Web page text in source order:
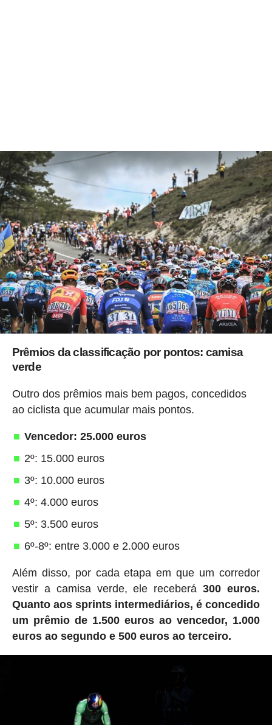
Prêmios da classificação por pontos: camisa
verde
Outro dos prêmios mais bem pagos, concedidos
ao ciclista que acumular mais pontos.
Vencedor: 25.000 euros
2º: 15.000 euros
3º: 10.000 euros
4º: 4.000 euros
5º: 3.500 euros
6º-8º: entre 3.000 e 2.000 euros
Além disso, por cada etapa em que um corredor
vestir a camisa verde, ele receberá300 euros.
Quanto aos sprints intermediários, é concedido
um prêmio de 1.500 euros ao vencedor, 1.000
euros ao segundo e 500 euros ao terceiro.